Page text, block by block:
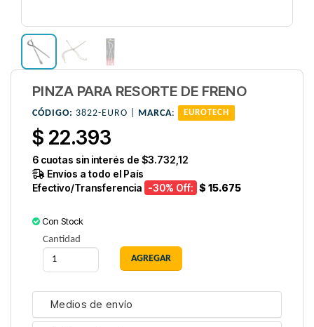
PINZA PARA RESORTE DE FRENO
CÓDIGO: 3822-EURO | MARCA: EUROTECH
$ 22.393
6 cuotas sin interés de $3.732,12
Envíos a todo el País
Efectivo/Transferencia -30% Off: $ 15.675
Con Stock
Cantidad
Medios de envío